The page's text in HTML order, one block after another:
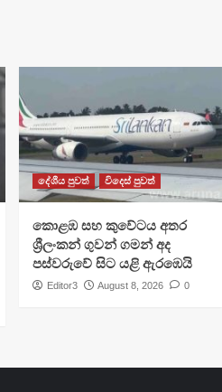
දේශීය පුවත් විදෙස් පුවත්
​කොළඹ සහ කුවේටය අතර
ශ්‍රීලංකන් ගුවන් ගමන් අද
පස්වරුවේ සිට යළි ඇරඹෙයි
Editor3 August 8, 2026 0